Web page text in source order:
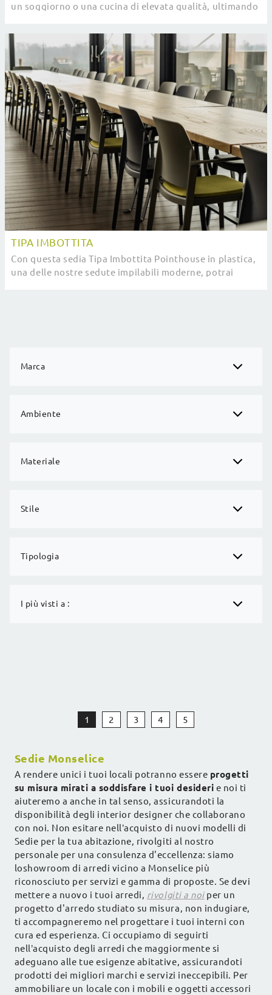
Marca
Ambiente
Materiale
Stile
Tipologia
I più visti a :
un soggiorno o una cucina di elevata qualità, ultimando
TIPA IMBOTTITA
Con questa sedia Tipa Imbottita Pointhouse in plastica,
una delle nostre sedute impilabili moderne, potrai
1 2 3 4 5
Sedie Monselice
A rendere unici i tuoi locali potranno essere progetti
su misura mirati a soddisfare i tuoi desideri e noi ti
aiuteremo a anche in tal senso, assicurandoti la
disponibilità degli interior designer che collaborano
con noi. Non esitare nell’acquisto di nuovi modelli di
Sedie per la tua abitazione, rivolgiti al nostro
personale per una consulenza d'eccellenza: siamo
loshowroom di arredi vicino a Monselice più
riconosciuto per servizi e gamma di proposte. Se devi
mettere a nuovo i tuoi arredi, rivolgiti a noiper un
progetto d'arredo studiato su misura, non indugiare,
ti accompagneremo nel progettare i tuoi interni con
cura ed esperienza. Ci occupiamo di seguirti
nell’acquisto degli arredi che maggiormente si
adeguano alle tue esigenze abitative, assicurandoti
prodotti dei migliori marchi e servizi ineccepibili. Per
ammobiliare un locale con i mobili e oggetti accessori